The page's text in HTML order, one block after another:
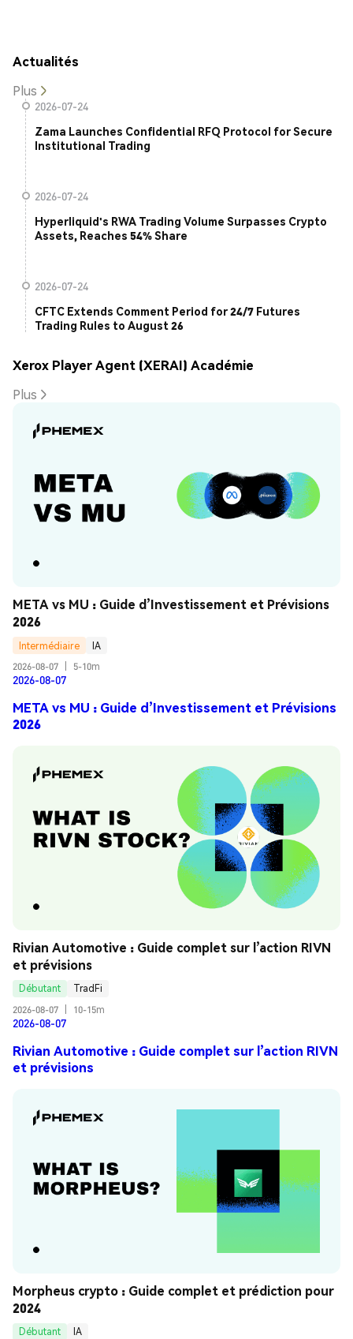
Actualités
Plus
2026-07-24
Zama Launches Confidential RFQ Protocol for Secure
Institutional Trading
2026-07-24
Hyperliquid's RWA Trading Volume Surpasses Crypto
Assets, Reaches 54% Share
2026-07-24
CFTC Extends Comment Period for 24/7 Futures
Trading Rules to August 26
Xerox Player Agent (XERAI) Académie
Plus
META vs MU : Guide d’Investissement et Prévisions
2026
Intermédiaire
IA
2026-08-07
5-10m
2026-08-07
META vs MU : Guide d’Investissement et Prévisions
2026
Rivian Automotive : Guide complet sur l’action RIVN
et prévisions
Débutant
TradFi
2026-08-07
10-15m
2026-08-07
Rivian Automotive : Guide complet sur l’action RIVN
et prévisions
Morpheus crypto : Guide complet et prédiction pour
2024
Débutant
IA